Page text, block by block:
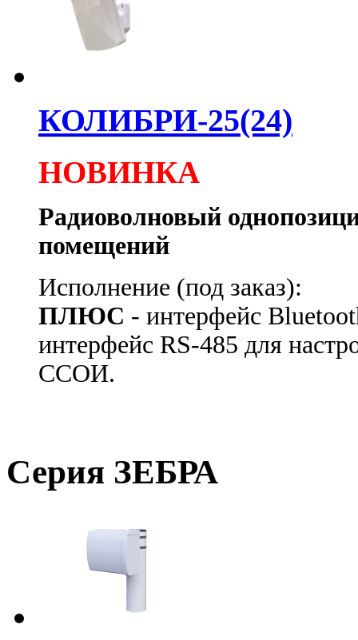
КОЛИБРИ-25(24)
НОВИНКА
Радиоволновый
помещений
Исполнение (под заказ):
ПЛЮС - интерфейс
интерфейс RS-485 для
ССОИ.
Серия ЗЕБРА